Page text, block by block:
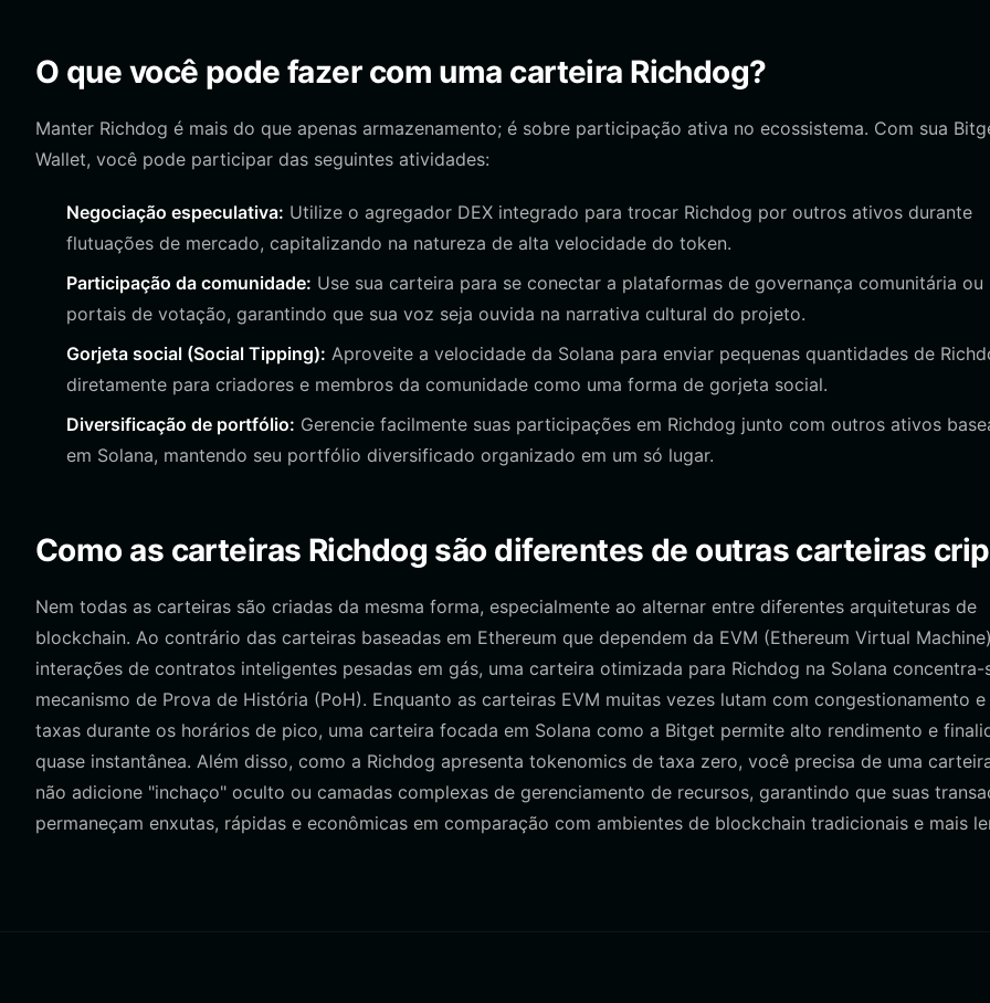
O que você pode fazer com uma carteira Richdog?
Manter Richdog é mais do que apenas armazenamento; é sobre participação ativa no ecossistema. Com sua
Wallet, você pode participar das seguintes atividades:
Negociação especulativa: Utilize o agregador DEX integrado para trocar Richdog por outros ativos durante
flutuações de mercado, capitalizando na natureza de alta velocidade do token.
Participação da comunidade: Use sua carteira para se conectar a plataformas de governança comunitária ou
portais de votação, garantindo que sua voz seja ouvida na narrativa cultural do projeto.
Gorjeta social (Social Tipping): Aproveite a velocidade da Solana para enviar pequenas quantidades de
diretamente para criadores e membros da comunidade como uma forma de gorjeta social.
Diversificação de portfólio: Gerencie facilmente suas participações em Richdog junto com outros ativos
em Solana, mantendo seu portfólio diversificado organizado em um só lugar.
Como as carteiras Richdog são diferentes de outras carteiras
Nem todas as carteiras são criadas da mesma forma, especialmente ao alternar entre diferentes arquiteturas de
blockchain. Ao contrário das carteiras baseadas em Ethereum que dependem da EVM (Ethereum Virtual
interações de contratos inteligentes pesadas em gás, uma carteira otimizada para Richdog na Solana concentra-
mecanismo de Prova de História (PoH). Enquanto as carteiras EVM muitas vezes lutam com congestionamento
taxas durante os horários de pico, uma carteira focada em Solana como a Bitget permite alto rendimento e
quase instantânea. Além disso, como a Richdog apresenta tokenomics de taxa zero, você precisa de uma
não adicione "inchaço" oculto ou camadas complexas de gerenciamento de recursos, garantindo que suas
permaneçam enxutas, rápidas e econômicas em comparação com ambientes de blockchain tradicionais e mais